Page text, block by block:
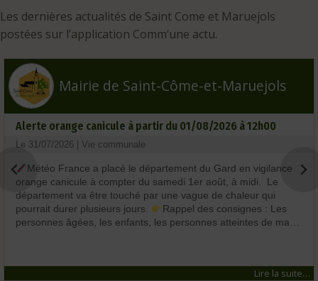
Les dernières actualités de Saint Come et Maruejols
postées sur l’application Comm’une actu.
Mairie de Saint-Côme-et-Maruejols
Alerte orange canicule à partir du 01/08/2026 à 12h00
Le 31/07/2026 | Vie communale
Météo France a placé le département du Gard en vigilance
orange canicule à compter du samedi 1er août, à midi. Le
département va être touché par une vague de chaleur qui
pourrait durer plusieurs jours.
Rappel des consignes : Les
personnes âgées, les enfants, les personnes atteintes de ma…
Lire la suite…